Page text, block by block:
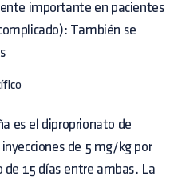
importante en pacientes
También se
es el diproprionato de
de 5 mg/kg por
de 15 días entre ambas. La